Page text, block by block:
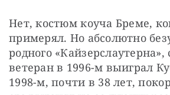
Нет, костюм коуча Бреме,
примерял. Но абсолютно
родного
ветеран в 1996-м выиграл
1998-м, почти в 38 лет,